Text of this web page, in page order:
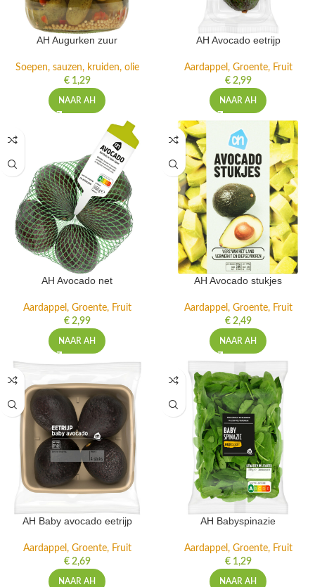
AH Augurken zuur
Soepen, sauzen, kruiden, olie
€1,29
NAAR AH
AH Avocado eetrijp
Aardappel, Groente, Fruit
€2,99
NAAR AH
AH Avocado net
Aardappel, Groente, Fruit
€2,99
NAAR AH
AH Avocado stukjes
Aardappel, Groente, Fruit
€2,49
NAAR AH
AH Baby avocado eetrijp
Aardappel, Groente, Fruit
€2,69
NAAR AH
AH Babyspinazie
Aardappel, Groente, Fruit
€1,29
NAAR AH